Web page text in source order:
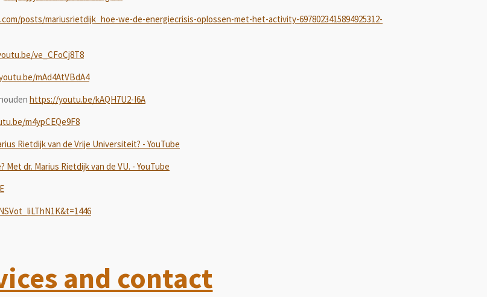
posts/mariusrietdijk_hoe-we-de-energiecrisis-oplossen-met-het-activity-6978023415894925312-
ve_CFoCj8T8
mAd4AtVBdA4
https://youtu.be/kAQH7U2-I6A
m4ypCEQe9F8
Rietdijk van de Vrije Universiteit? - YouTube
dr. Marius Rietdijk van de VU. - YouTube
and contact